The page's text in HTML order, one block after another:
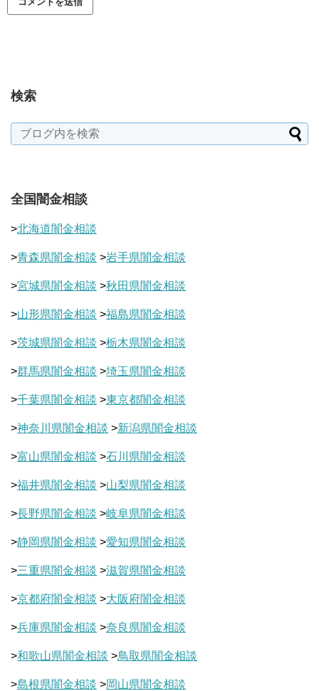
検索
全国闇金相談
>北海道闇金相談
>青森県闇金相談 >岩手県闇金相談
>宮城県闇金相談 >秋田県闇金相談
>山形県闇金相談 >福島県闇金相談
>茨城県闇金相談 >栃木県闇金相談
>群馬県闇金相談 >埼玉県闇金相談
>千葉県闇金相談 >東京都闇金相談
>神奈川県闇金相談 >新潟県闇金相談
>富山県闇金相談 >石川県闇金相談
>福井県闇金相談 >山梨県闇金相談
>長野県闇金相談 >岐阜県闇金相談
>静岡県闇金相談 >愛知県闇金相談
>三重県闇金相談 >滋賀県闇金相談
>京都府闇金相談 >大阪府闇金相談
>兵庫県闇金相談 >奈良県闇金相談
>和歌山県闇金相談 >鳥取県闇金相談
>島根県闇金相談 >岡山県闇金相談